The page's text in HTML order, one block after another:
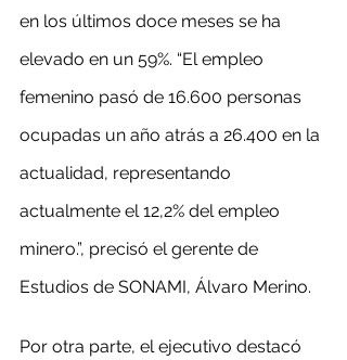
en los últimos doce meses se ha
elevado en un 59%. “El empleo
femenino pasó de 16.600 personas
ocupadas un año atrás a 26.400 en la
actualidad, representando
actualmente el 12,2% del empleo
minero.”, precisó el gerente de
Estudios de SONAMI, Álvaro Merino.
Por otra parte, el ejecutivo destacó